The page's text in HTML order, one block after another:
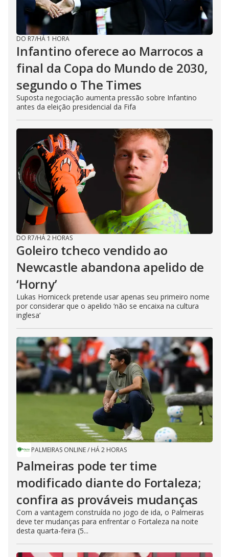
DO R7/HÁ 1 HORA
Infantino oferece ao Marrocos a
final da Copa do Mundo de 2030,
segundo o The Times
Suposta negociação aumenta pressão sobre Infantino
antes da eleição presidencial da Fifa
DO R7/HÁ 2 HORAS
Goleiro tcheco vendido ao
Newcastle abandona apelido de
‘Horny’
Lukas Horniceck pretende usar apenas seu primeiro nome
por considerar que o apelido ‘não se encaixa na cultura
inglesa’
PALMEIRAS ONLINE/ HÁ 2 HORAS
Palmeiras pode ter time
modificado diante do Fortaleza;
confira as prováveis mudanças
Com a vantagem construída no jogo de ida, o Palmeiras
deve ter mudanças para enfrentar o Fortaleza na noite
desta quarta-feira (5...